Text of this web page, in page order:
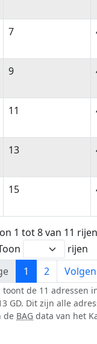
7
9
11
13
15
1 tot 8 van 11 rijen
rijen
1 2
toont de 11 adressen
GD. Dit zijn alle
de BAG data van het